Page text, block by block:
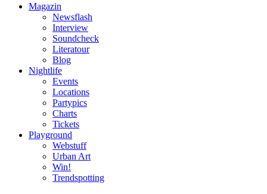
Magazin
Newsflash
Interview
Soundcheck
Literatour
Blog
Nightlife
Events
Locations
Partypics
Charts
Tickets
Playground
Webstuff
Urban Art
Win!
Trendspotting